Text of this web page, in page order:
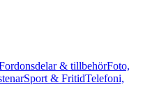
& tillbehörFoto,
Sport & FritidTelefoni,